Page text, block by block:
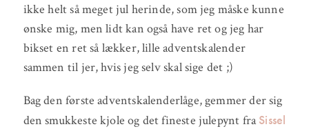
ikke helt så meget jul herinde, som jeg måske kunne
ønske mig, men lidt kan også have ret og jeg har
bikset en ret så lækker, lille adventskalender
sammen til jer, hvis jeg selv skal sige det ;)
Bag den første adventskalenderlåge, gemmer der sig
den smukkeste kjole og det fineste julepynt fraSissel